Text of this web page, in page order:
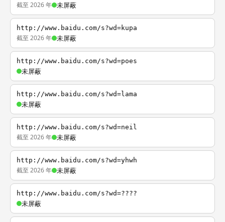
截至 2026 年 未屏蔽
http://www.baidu.com/s?wd=kupa
截至 2026 年 未屏蔽
http://www.baidu.com/s?wd=poes
未屏蔽
http://www.baidu.com/s?wd=lama
未屏蔽
http://www.baidu.com/s?wd=neil
截至 2026 年 未屏蔽
http://www.baidu.com/s?wd=yhwh
截至 2026 年 未屏蔽
http://www.baidu.com/s?wd=????
未屏蔽